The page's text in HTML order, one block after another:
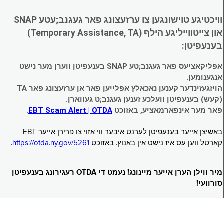
וויכטיגע טוישונגען צו ערזעצונג פאר געגנב;עטע SNAP
און צייטווייליגע הילף (Temporary Assistance, TA)
בענעפיטן:
אפליקאציעס פאר געגנב;טע SNAP בענעפיטן ווערן מער נישט
אנגענומען.
הויזגעזינדער קענען נאכאלץ אפּלייען פאר אן ערזעצונג פאר TA
(קעש) בענעפיטן וועלכע זענען געגנב;ט געווארן.
פאר מער אינפארמאציע, באזוכטEBT Scam Alert | OTDA
.
באשיצן אייער בענעפיטן לערנט איבער ווי אזוי צו פרירן אייער EBT
קארטל ווען עס איז נישט אין באנוץ. באזוכט https://otda.ny.gov/5261
.
מיר ווילן הערן אייער מיינונג! נעמט די OTDA רעגירונג בענעפיטן
סורוועי!